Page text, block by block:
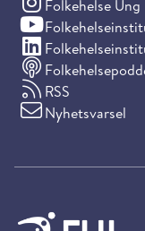
Folkehelse Ung
(Instagram)
(YouTube)
(LinkedIn)
RSS
Nyhetsvarsel